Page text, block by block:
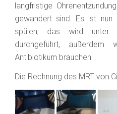
langfristige
gewandert sind. Es ist nun
spülen, das wird unter
durchgeführt,
Antibiotikum brauchen.
Die Rechnung des MRT von